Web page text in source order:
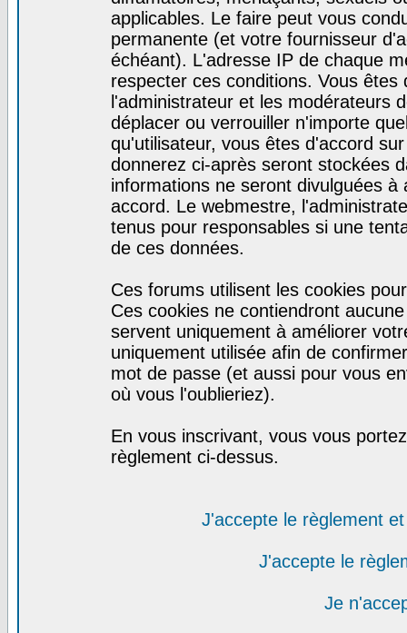
applicables. Le faire peut vous
permanente (et votre fournisseur
échéant). L'adresse IP de chaque
respecter ces conditions. Vous
l'administrateur et les modérateurs
déplacer ou verrouiller n'importe
qu'utilisateur, vous êtes d'accord
donnerez ci-après seront stockées
informations ne seront divulguées
accord. Le webmestre,
tenus pour responsables si une
de ces données.
Ces forums utilisent les cookies
Ces cookies ne contiendront
servent uniquement à améliorer
uniquement utilisée afin de
mot de passe (et aussi pour vous
où vous l'oublieriez).
En vous inscrivant, vous vous
règlement ci-dessus.
J'accepte le règlement
J'accepte le
Je